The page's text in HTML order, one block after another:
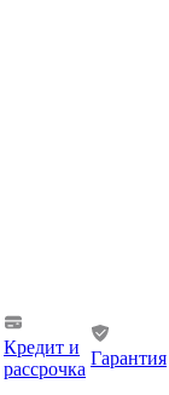
Кредит и
рассрочка
Гарантия